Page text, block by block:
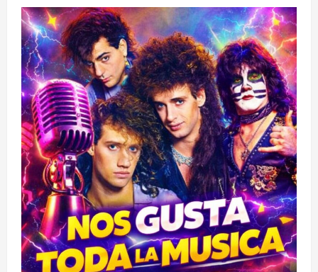
«El
Presidente
Boric
dijo
que
hubo
un
golpe
de
Estado
cuando
se
destituyó
a
Dilma
Rouseff
por
un
acuerdo
del
Senado»